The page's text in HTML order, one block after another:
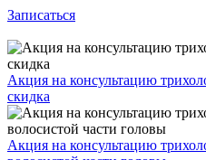
Записаться
Акция на консультацию
скидка
Акция на консультацию